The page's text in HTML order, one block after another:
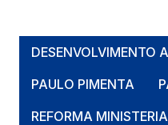
DESENVOLVIMENTO
PAULO PIMENTA
REFORMA